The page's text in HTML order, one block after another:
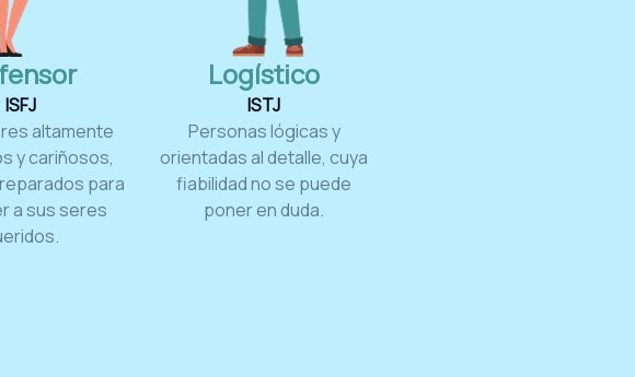
ISFJ
altamente
y cariñosos,
para
a sus seres
Logístico
ISTJ
Personas lógicas y
orientadas al detalle, cuya
fiabilidad no se puede
poner en duda.